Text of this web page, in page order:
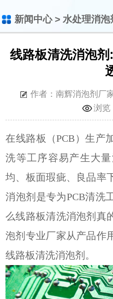
新闻中心> 水处理消泡
线路板清洗消泡
作者：南辉消泡剂厂
浏览
在线路板（PCB）生产
洗等工序容易产生大
均、板面瑕疵、良品率
消泡剂是专为PCB清洗
么线路板清洗消泡剂真
泡剂专业厂家从产品作
线路板清洗消泡剂。